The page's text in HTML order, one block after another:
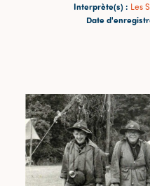
Interprète(s) : Les
Date